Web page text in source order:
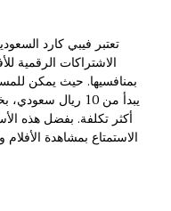
تعتبر فيبي كارد
الاشتراكات الرقمية
بمنافسيها. حيث يمكن
يبدأ من 10 ريال
أكثر تكلفة. بفضل هذه
الاستمتاع بمشاهدة